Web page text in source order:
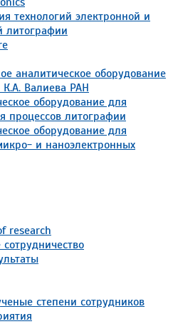
технологий электронной и
литографии
аналитическое оборудование
Валиева РАН
оборудование для
процессов литографии
оборудование для
и наноэлектронных
research
степени сотрудников